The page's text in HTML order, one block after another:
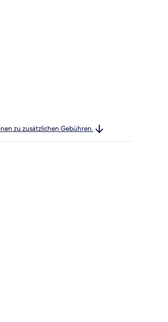
zu zusätzlichen Gebühren.